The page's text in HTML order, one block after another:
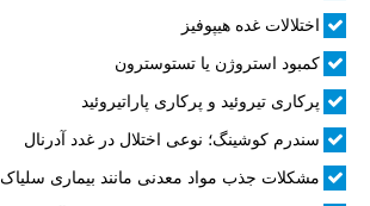
اختلالات غده هیپوفیز
کمبود استروژن یا تستوسترون
پرکاری تیروئید و پرکاری پاراتیروئید
سندرم کوشینگ؛ نوعی اختلال در غدد آدرنال
مشکلات جذب مواد معدنی مانند بیماری سلیاک